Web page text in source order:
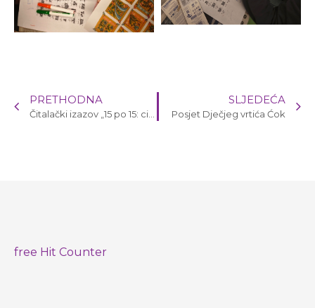
PRETHODNA
Čitalački izazov „15 po 15: cijela Hrvatska čita djeci“
SLJEDEĆA
Posjet Dječjeg vrtića Ćok
free Hit Counter